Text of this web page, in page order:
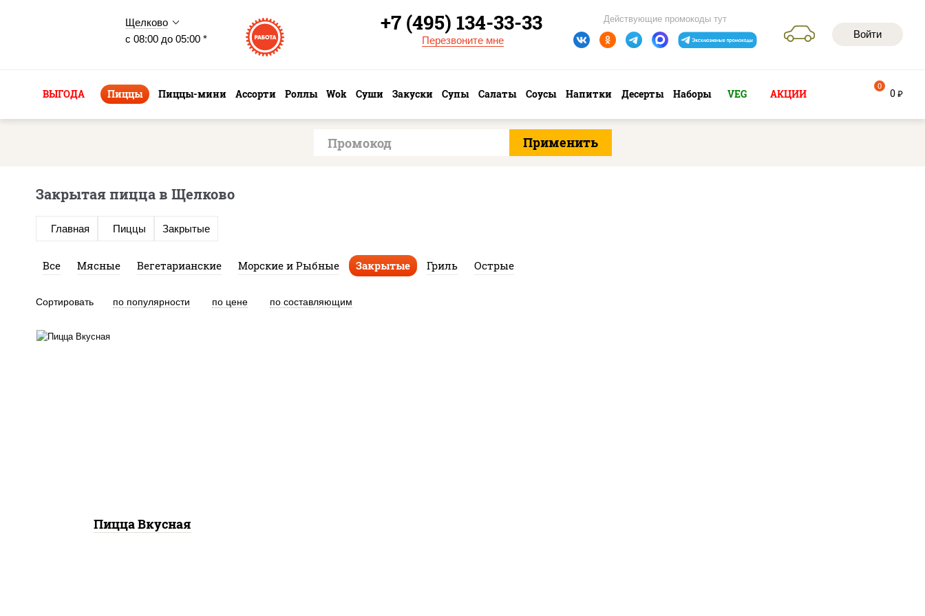
Щелково
с 08:00 до 05:00 *
Войти
Действующие промокоды тут
+7 (495) 134-33-33
Перезвоните мне
ВЫГОДА Пиццы Пиццы-мини Ассорти Роллы Wok Суши Закуски Супы Салаты Соусы Напитки Десерты Наборы VEG АКЦИИ 0 руб
0
Закрытая пицца в Щелково
Главная Пиццы Закрытые
Все Мясные Вегетарианские Морские и Рыбные Закрытые Гриль Острые
Сортировать по популярности по цене по составляющим
Пицца Вкусная